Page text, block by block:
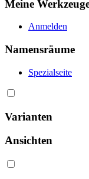
Meine
Anmelden
Namensräume
Spezialseite
Varianten
Ansichten